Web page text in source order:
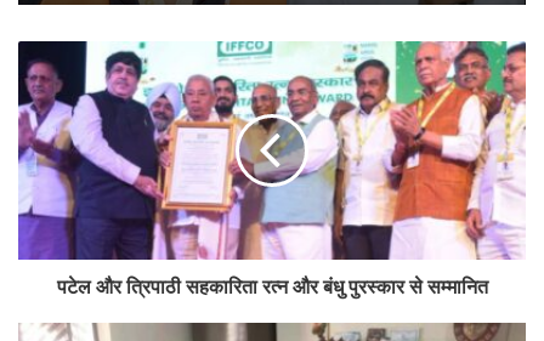
वित्त वर्ष 2021-22 में जीईएम का उपयोग करने के जरिये खरीद का सकल व्यापारिक
मूल्य 1 लाख करोड़ रुपये से अधिक था। 9,702 उत्पाद श्रेणियों तथा 279 सेवा
श्रेणियों में लगभग 54 लाख उत्पाद सूचीबद्ध हैं। वित्त वर्ष 2021-22 के दौरान लगभग
10,000 करोड़ रुपये की अनुमानित बचत हुई थी।
Tags cooperative GeM Portal Platform union cabinet
पटेल और त्रिपाठी सहकारिता रत्न और बंधु पुरस्कार से सम्मानित